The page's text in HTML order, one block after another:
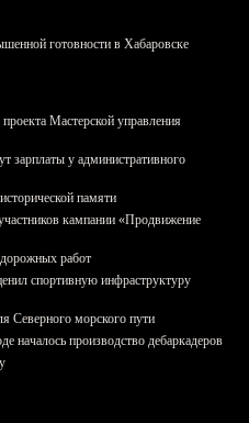
готовности в Хабаровске
Мастерской управления
зарплаты у административного
памяти
кампании «Продвижение
работ
спортивную инфраструктуру
Северного морского пути
началось производство дебаркадеров